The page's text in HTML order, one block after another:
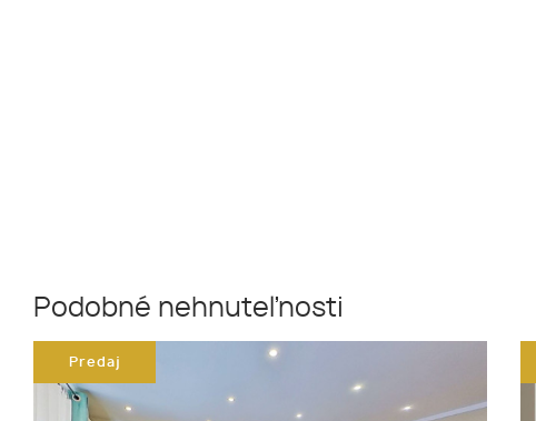
Podobné nehnuteľnosti
Predaj